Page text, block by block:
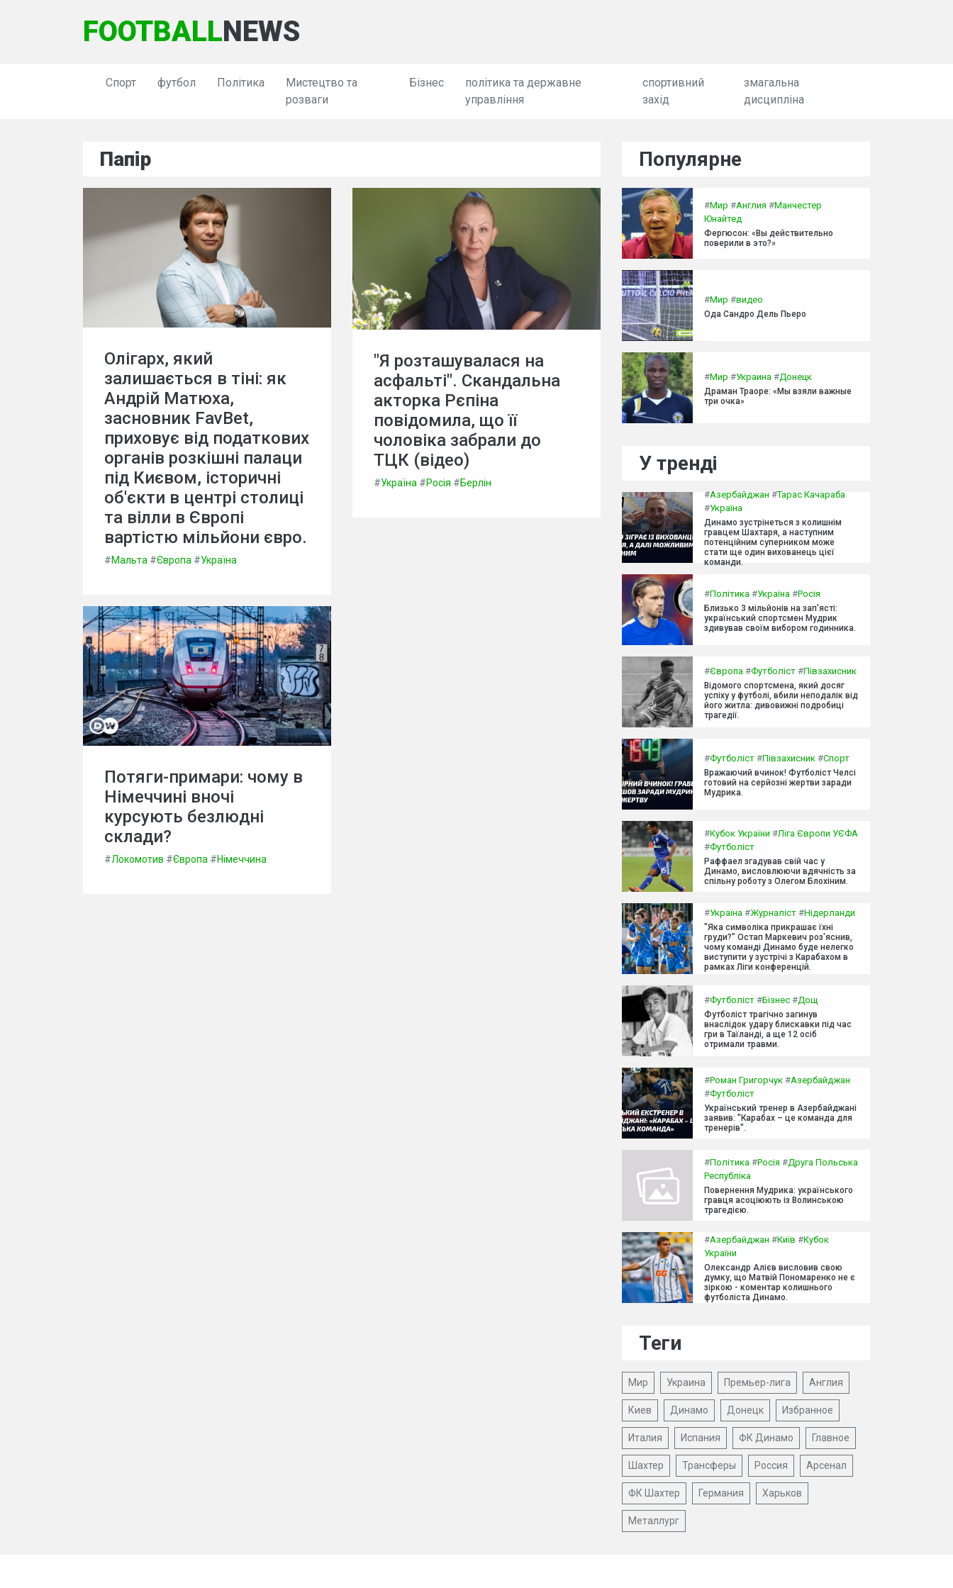
FOOTBALLNEWS
Спорт футбол Політика
Мистецтво та
розваги
Бізнес
політика та державне
управління
спортивний
захід
змагальна
дисципліна
Папір
Олігарх, який
залишається в тіні: як
Андрій Матюха,
засновник FavBet,
приховує від податкових
органів розкішні палаци
під Києвом, історичні
об'єкти в центрі столиці
та вілли в Європі
вартістю мільйони євро.
#Мальта #Європа #Україна
"Я розташувалася на
асфальті". Скандальна
акторка Рєпіна
повідомила, що її
чоловіка забрали до
ТЦК (відео)
#Україна #Росія #Берлін
Потяги-примари: чому в
Німеччині вночі
курсують безлюдні
склади?
#Локомотив #Європа #Німеччина
Популярне
#Мир #Англия #Манчестер
Юнайтед
Фергюсон: «Вы действительно
поверили в это?»
#Мир #видео
Ода Сандро Дель Пьеро
#Мир #Украина #Донецк
Драман Траоре: «Мы взяли важные
три очка»
У тренді
#Азербайджан #Тарас Качараба
#Україна
Динамо зустрінеться з колишнім
гравцем Шахтаря, а наступним
потенційним суперником може
стати ще один вихованець цієї
команди.
#Політика #Україна #Росія
Близько 3 мільйонів на зап'ясті:
український спортсмен Мудрик
здивував своїм вибором годинника.
#Європа #Футболіст #Півзахисник
Відомого спортсмена, який досяг
успіху у футболі, вбили неподалік від
його житла: дивовижні подробиці
трагедії.
#Футболіст #Півзахисник #Спорт
Вражаючий вчинок! Футболіст Челсі
готовий на серйозні жертви заради
Мудрика.
#Кубок України #Ліга Європи УЄФА
#Футболіст
Раффаел згадував свій час у
Динамо, висловлюючи вдячність за
спільну роботу з Олегом Блохіним.
#Україна #Журналіст #Нідерланди
"Яка символіка прикрашає їхні
груди?" Остап Маркевич роз'яснив,
чому команді Динамо буде нелегко
виступити у зустрічі з Карабахом в
рамках Ліги конференцій.
#Футболіст #Бізнес #Дощ
Футболіст трагічно загинув
внаслідок удару блискавки під час
гри в Таїланді, а ще 12 осіб
отримали травми.
#Роман Григорчук #Азербайджан
#Футболіст
Український тренер в Азербайджані
заявив: "Карабах – це команда для
тренерів".
#Політика #Росія #Друга Польська
Республіка
Повернення Мудрика: українського
гравця асоціюють із Волинською
трагедією.
#Азербайджан #Київ #Кубок
України
Олександр Алієв висловив свою
думку, що Матвій Пономаренко не є
зіркою - коментар колишнього
футболіста Динамо.
Теги
Мир Украина Премьер-лига Англия
Киев Динамо Донецк Избранное
Италия Испания ФК Динамо Главное
Шахтер Трансферы Россия Арсенал
ФК Шахтер Германия Харьков
Металлург